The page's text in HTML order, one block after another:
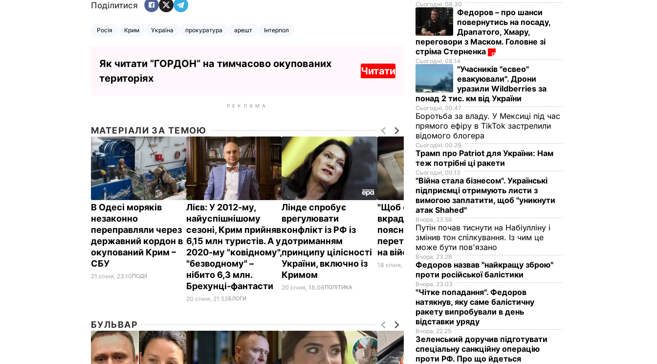
Поділитися
Росія Крим Україна прокуратура арешт Інтерпол
Як читати ”ГОРДОН” на тимчасово окупованих
територіях
Читати
РЕКЛАМА
МАТЕРІАЛИ ЗА ТЕМОЮ
В Одесі моряків
незаконно
переправляли через
державний кордон в
окупований Крим –
СБУ
21 січня, 23.10ПОДІЇ
Лієв:У 2012-му,
найуспішнішому
сезоні, Крим прийняв
6,15 млн туристів. А у
2020-му "ковідному",
"безводному" –
нібито 6,3 млн.
Брехунці-фантасти
20 січня, 21.53БЛОГИ
Лінде спробує
врегулювати
конфлікт із РФ із
дотриманням
принципу цілісності
України, включно із
Кримом
20 січня, 18.06ПОЛІТИКА
"Щоб охороняти
вкрадене". Джемілєв
пояснив, навіщо РФ
перетворила Крим
на військову базу
18 січня, 11.44ВІЙНА В УКРАЇНІ
БУЛЬВАР
Сьогодні, 08.30
Федоров – про шанси
повернутись на посаду,
Драпатого, Хмару,
переговори з Маском. Головне зі
стріма Стерненка
Сьогодні, 08.14
"Учасників "есвео"
евакуювали". Дрони
уразили Wildberries за
понад 2 тис. км від України
Сьогодні, 00.47
Боротьба за владу. У Мексиці під час
прямого ефіру в TikTok застрелили
відомого блогера
Сьогодні, 00.29
Трамп про Patriot для України: Нам
теж потрібні ці ракети
Сьогодні, 00.13
"Війна стала бізнесом". Українські
підприємці отримують листи з
вимогою заплатити, щоб "уникнути
атак Shahed"
Вчора, 23.58
Путін почав тиснути на Набіулліну і
змінив тон спілкування. Із чим це
може бути пов'язано
Вчора, 23.28
Федоров назвав "найкращу зброю"
проти російської балістики
Вчора, 23.03
"Чітке попадання". Федоров
натякнув, яку саме балістичну
ракету випробували в день
відставки уряду
Вчора, 22.25
Зеленський доручив підготувати
спеціальну санкційну операцію
проти РФ. Про що йдеться